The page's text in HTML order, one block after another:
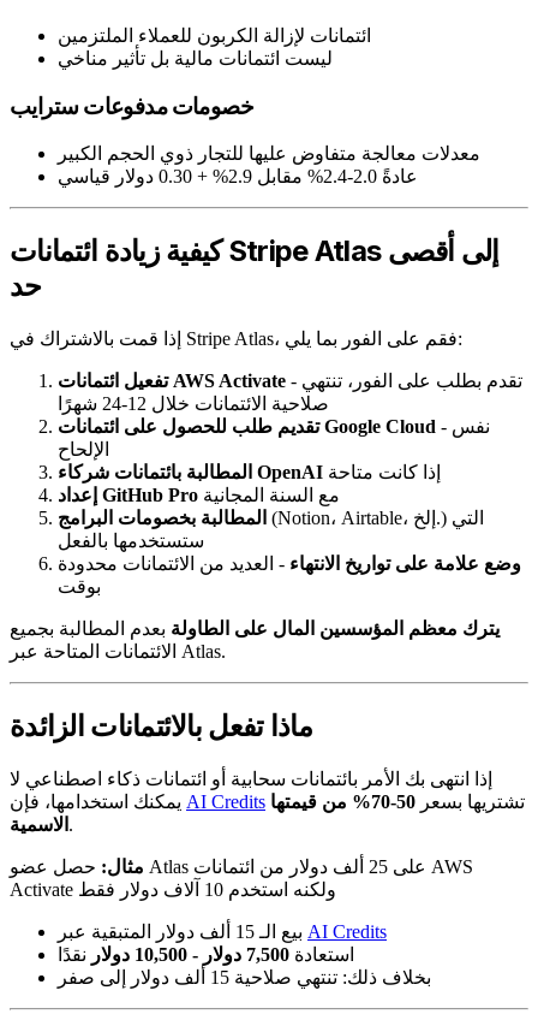
ائتمانات لإزالة الكربون للعملاء الملتزمين
ليست ائتمانات مالية بل تأثير مناخي
خصومات مدفوعات سترايب
معدلات معالجة متفاوض عليها للتجار ذوي الحجم الكبير
عادةً 2.0-2.4% مقابل 2.9% + 0.30 دولار قياسي
كيفية زيادة ائتمانات Stripe Atlas إلى أقصى
حد
إذا قمت بالاشتراك في Stripe Atlas، فقم على الفور بما يلي:
تفعيل ائتمانات AWS Activate - تقدم بطلب على الفور، تنتهي
صلاحية الائتمانات خلال 12-24 شهرًا
تقديم طلب للحصول على ائتمانات Google Cloud - نفس
الإلحاح
المطالبة بائتمانات شركاء OpenAI إذا كانت متاحة
إعداد GitHub Pro مع السنة المجانية
المطالبة بخصومات البرامج (Notion، Airtable، إلخ.) التي
ستستخدمها بالفعل
وضع علامة على تواريخ الانتهاء - العديد من الائتمانات محدودة
بوقت
يترك معظم المؤسسين المال على الطاولة بعدم المطالبة بجميع
الائتمانات المتاحة عبر Atlas.
ماذا تفعل بالائتمانات الزائدة
إذا انتهى بك الأمر بائتمانات سحابية أو ائتمانات ذكاء اصطناعي لا
AI Credits تشتريها بسعر
50-70% من قيمتها
الاسمية .
مثال: حصل عضو Atlas على 25 ألف دولار من ائتمانات AWS
Activate ولكنه استخدم 10 آلاف دولار فقط
AI Credits
استعادة 7,500 دولار - 10,500 دولار
نقدًا
بخلاف ذلك: تنتهي صلاحية 15 ألف دولار إلى صفر